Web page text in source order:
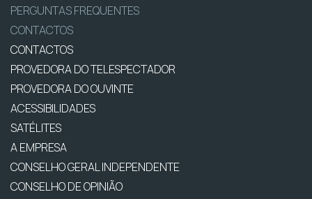
PERGUNTAS FREQUENTES
CONTACTOS
CONTACTOS
PROVEDORA DO TELESPECTADOR
PROVEDORA DO OUVINTE
ACESSIBILIDADES
SATÉLITES
A EMPRESA
CONSELHO GERAL INDEPENDENTE
CONSELHO DE OPINIÃO